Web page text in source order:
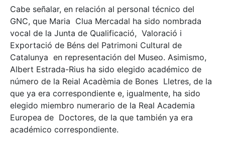
Cabe señalar, en relación al personal técnico del
GNC, que Maria Clua Mercadal ha sido nombrada
vocal de la Junta de Qualificació, Valoració i
Exportació de Béns del Patrimoni Cultural de
Catalunya en representación del Museo. Asimismo,
Albert Estrada-Rius ha sido elegido académico de
número de la Reial Acadèmia de Bones Lletres, de la
que ya era correspondiente e, igualmente, ha sido
elegido miembro numerario de la Real Academia
Europea de Doctores, de la que también ya era
académico correspondiente.